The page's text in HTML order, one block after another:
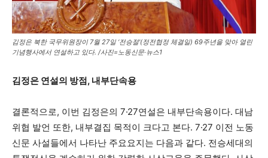
김정은 북한 국무위원장이 7월 27일 ‘전승절'(정전협정 체결일) 69주년을 맞아 열린
기념행사에서 연설하고 있다. /사진=노동신문·뉴스1
김정은 연설의 방점, 내부단속용
결론적으로, 이번 김정은의 7·27연설은 내부단속용이다. 대남
위협 발언 또한, 내부결집 목적이 크다고 본다. 7·27 이전 노동
신문 사설들에서 나타난 주요요지는 다음과 같다. 전승세대의